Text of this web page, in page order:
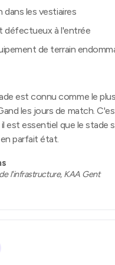
dans les vestiaires
défectueux à l'entrée
de terrain
est connu comme le
les jours de match.
est essentiel que le stade
parfait état.
l'infrastructure, KAA Gent